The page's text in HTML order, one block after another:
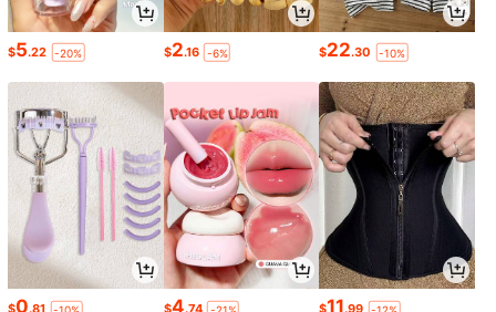
$5.22 -20% $2.16 -6% $22.30 -10%
$0.81 $4.74 $11.99